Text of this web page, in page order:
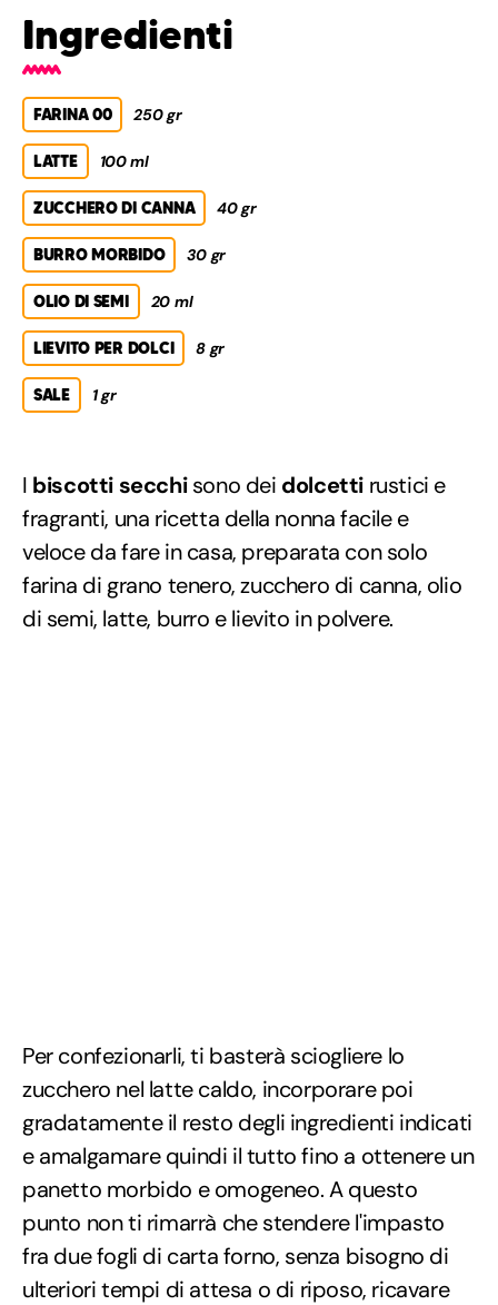
Ingredienti
FARINA 00 250 gr
LATTE 100 ml
ZUCCHERO DI CANNA 40 gr
BURRO MORBIDO 30 gr
OLIO DI SEMI 20 ml
LIEVITO PER DOLCI 8 gr
SALE 1 gr
I biscotti secchisono dei dolcetti rustici e
fragranti, una ricetta della nonna facile e
veloce da fare in casa, preparata con solo
farina di grano tenero, zucchero di canna, olio
di semi, latte, burro e lievito in polvere.
Per confezionarli, ti basterà sciogliere lo
zucchero nel latte caldo, incorporare poi
gradatamente il resto degli ingredienti indicati
e amalgamare quindi il tutto fino a ottenere un
panetto morbido e omogeneo. A questo
punto non ti rimarrà che stendere l'impasto
fra due fogli di carta forno, senza bisogno di
ulteriori tempi di attesa o di riposo, ricavare